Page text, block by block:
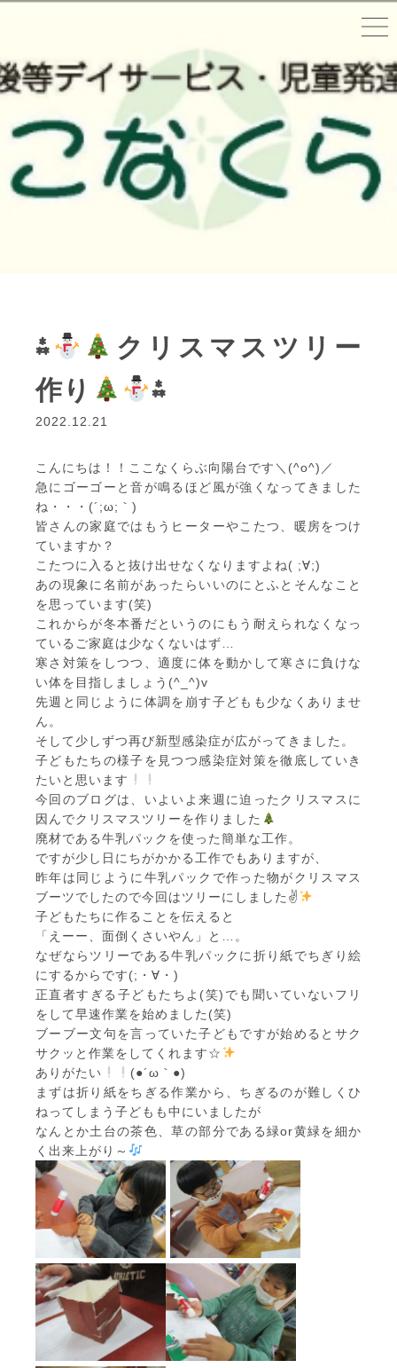
⁂
クリスマスツリー
作り
⁂
2022.12.21
こんにちは！！ここなくらぶ向陽台です＼(^o^)／
急にゴーゴーと音が鳴るほど風が強くなってきました
ね・・・(´;ω;｀)
皆さんの家庭ではもうヒーターやこたつ、暖房をつけ
ていますか？
こたつに入ると抜け出せなくなりますよね( ;∀;)
あの現象に名前があったらいいのにとふとそんなこと
を思っています(笑)
これからが冬本番だというのにもう耐えられなくなっ
ているご家庭は少なくないはず…
寒さ対策をしつつ、適度に体を動かして寒さに負けな
い体を目指しましょう(^_^)v
先週と同じように体調を崩す子どもも少なくありませ
ん。
そして少しずつ再び新型感染症が広がってきました。
子どもたちの様子を見つつ感染症対策を徹底していき
たいと思います
今回のブログは、いよいよ来週に迫ったクリスマスに
因んでクリスマスツリーを作りました
廃材である牛乳パックを使った簡単な工作。
ですが少し日にちがかかる工作でもありますが、
昨年は同じように牛乳パックで作った物がクリスマス
ブーツでしたので今回はツリーにしました✌
子どもたちに作ることを伝えると
「えーー、面倒くさいやん」と…。
なぜならツリーである牛乳パックに折り紙でちぎり絵
にするからです(;・∀・)
正直者すぎる子どもたちよ(笑)でも聞いていないフリ
をして早速作業を始めました(笑)
ブーブー文句を言っていた子どもですが始めるとサク
サクッと作業をしてくれます☆
ありがたい
(●´ω｀●)
まずは折り紙をちぎる作業から、ちぎるのが難しくひ
ねってしまう子どもも中にいましたが
なんとか土台の茶色、草の部分である緑or黄緑を細か
く出来上がり～